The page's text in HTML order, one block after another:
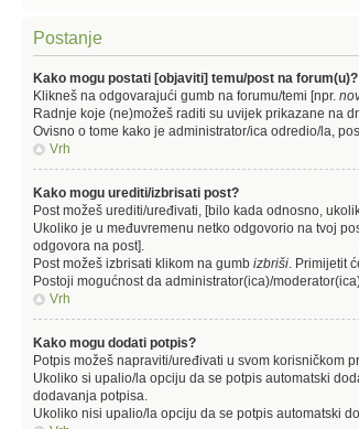
Postanje
Kako mogu postati [objaviti] temu/post na forum(u)?
Klikneš na odgovarajući gumb na forumu/temi [npr.
Radnje koje (ne)možeš raditi su uvijek prikazane na
Ovisno o tome kako je administrator/ica odredio/la,
Vrh
Kako mogu urediti/izbrisati post?
Post možeš urediti/uređivati, [bilo kada odnosno,
Ukoliko je u međuvremenu netko odgovorio na tvoj
odgovora na post].
Post možeš izbrisati klikom na gumb izbriši . Primijetit
Postoji mogućnost da administrator(ica)/
Vrh
Kako mogu dodati potpis?
Potpis možeš napraviti/uređivati u svom korisničkom
Ukoliko si upalio/la opciju da se potpis automatski
dodavanja potpisa.
Ukoliko nisi upalio/la opciju da se potpis automatski